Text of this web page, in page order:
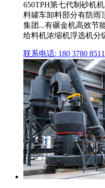
650TPH第七代制砂机
料罐车卸料部分有防雨
集团...有碾金机高效节
给料机浓缩机浮选机分
联系电话: 180 3780 8511